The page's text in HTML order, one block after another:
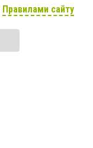
Правилами сайту